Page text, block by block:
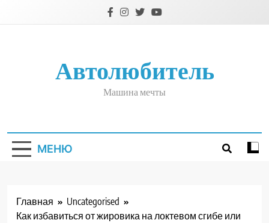
Автолюбитель
Машина мечты
МЕНЮ
Главная
Uncategorised
Как избавиться от жировика на локтевом сгибе или